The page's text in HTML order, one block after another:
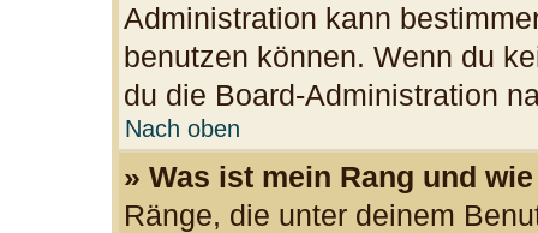
Administration kann
benutzen können. Wenn du
du die Board-Administration
Nach oben
» Was ist mein Rang und
Ränge, die unter deinem